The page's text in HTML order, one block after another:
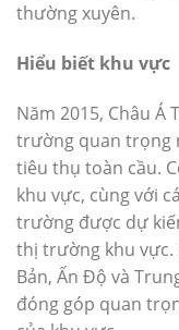
thường xuyên.
Hiểu biết khu vực
Năm 2015, Châu Á
trường quan trọng
tiêu thụ toàn cầu.
khu vực, cùng với
trường được dự
thị trường khu vực.
Bản, Ấn Độ và
đóng góp quan